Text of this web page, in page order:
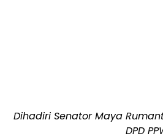
Dihadiri Senator Maya
DPD